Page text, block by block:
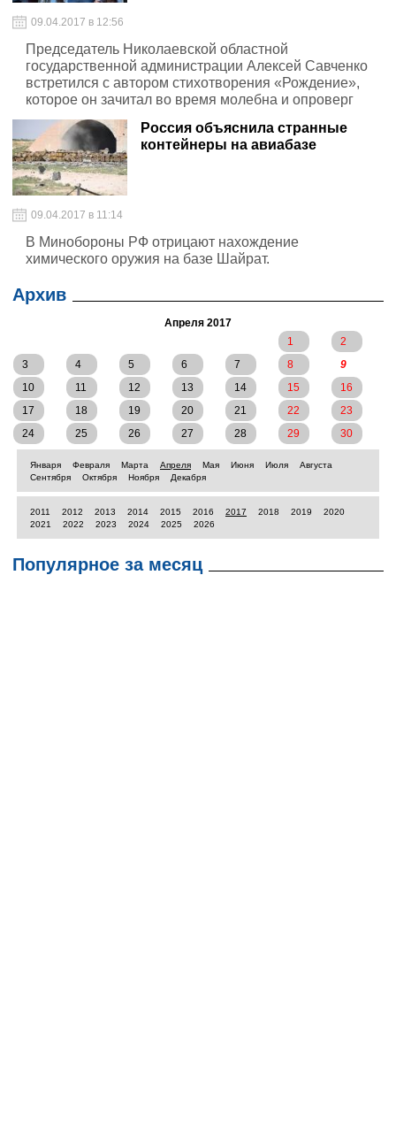
09.04.2017 в 12:56
Председатель Николаевской областной
государственной администрации Алексей Савченко
встретился с автором стихотворения «Рождение»,
которое он зачитал во время молебна и опроверг
обвинения в плагиате
Россия объяснила странные
контейнеры на авиабазе
09.04.2017 в 11:14
В Минобороны РФ отрицают нахождение
химического оружия на базе Шайрат.
Архив
Апреля 2017
1
2
3
4 5 6 7 8
9
10
11 12 13 14 15
16
17
18 19 20 21 22
23
24
25 26 27 28 29 30
Января Февраля Марта Апреля Мая Июня Июля
Августа
Сентября
Октября Ноября Декабря
2011 2012 2013 2014 2015 2016 2017 2018 2019
2020
2021
2022 2023 2024 2025 2026
Популярное за месяц